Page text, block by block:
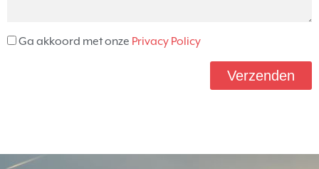
Ga akkoord met onze Privacy Policy
Verzenden